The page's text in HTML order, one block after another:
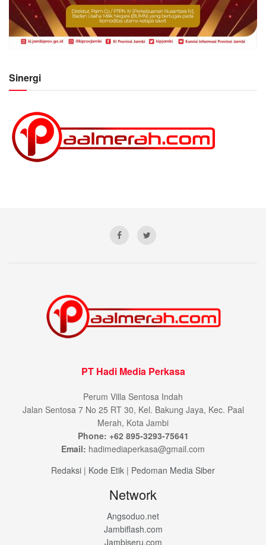
Sinergi
PT Hadi Media Perkasa
Perum Villa Sentosa Indah
Jalan Sentosa 7 No 25 RT 30, Kel. Bakung Jaya, Kec. Paal
Merah, Kota Jambi
Phone: +62 895-3293-75641
Email: hadimediaperkasa@gmail.com
Redaksi | Kode Etik | Pedoman Media Siber
Network
Angsoduo.net
Jambiflash.com
Jambiseru.com